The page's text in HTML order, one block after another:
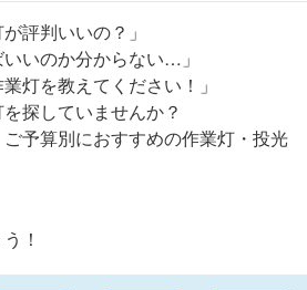
評判いいの？」
いいのか分からない…」
灯を教えてください！」
探していませんか？
予算別におすすめの作業灯・投光
！